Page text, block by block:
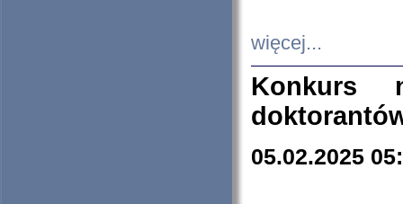
więcej...
Konkurs
05.02.2025